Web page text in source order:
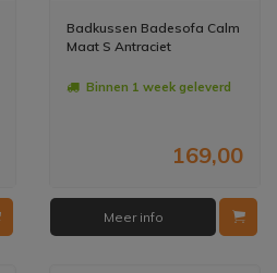
Badkussen Badesofa Calm
Maat S Antraciet
Binnen 1 week geleverd
169,00
Meer info